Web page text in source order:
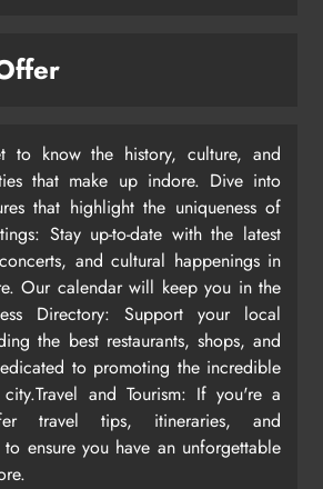
to know the history, culture, and
that make up indore. Dive into
that highlight the uniqueness of
Stay up-to-date with the latest
and cultural happenings in
Our calendar will keep you in the
Directory: Support your local
the best restaurants, shops, and
to promoting the incredible
and Tourism: If you're a
travel tips, itineraries, and
to ensure you have an unforgettable